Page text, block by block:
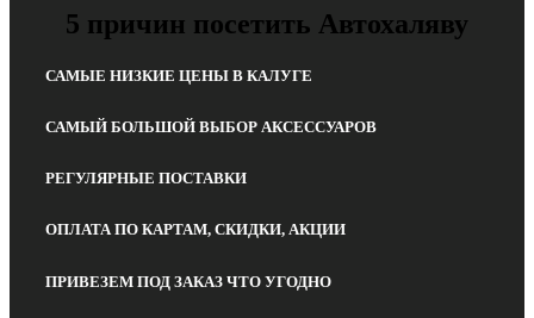
5 причин посетить Автохаляву
САМЫЕ НИЗКИЕ ЦЕНЫ В КАЛУГЕ
САМЫЙ БОЛЬШОЙ ВЫБОР АКСЕССУАРОВ
РЕГУЛЯРНЫЕ ПОСТАВКИ
ОПЛАТА ПО КАРТАМ, СКИДКИ, АКЦИИ
ПРИВЕЗЕМ ПОД ЗАКАЗ ЧТО УГОДНО